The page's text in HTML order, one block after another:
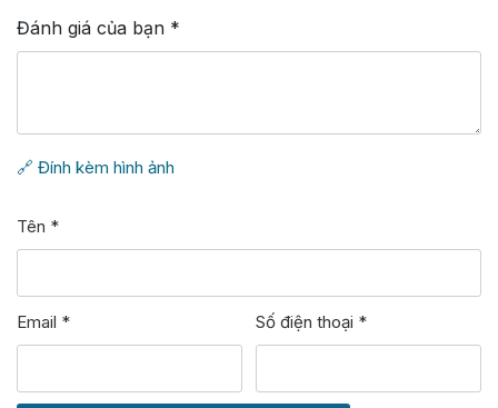
Đánh giá của bạn *
🔗 Đính kèm hình ảnh
Tên *
Email * Số điện thoại *